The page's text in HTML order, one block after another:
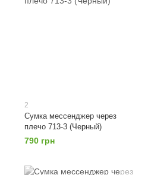
2
Сумка мессенджер через
плечо 713-3 (Черный)
790 грн